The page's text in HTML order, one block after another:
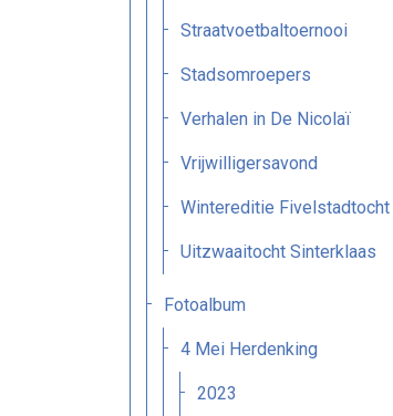
Straatvoetbaltoernooi
Stadsomroepers
Verhalen in De Nicolaï
Vrijwilligersavond
Wintereditie Fivelstadtocht
Uitzwaaitocht Sinterklaas
Fotoalbum
4 Mei Herdenking
2023